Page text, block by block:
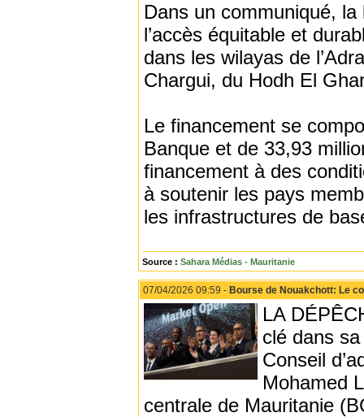
Dans un communiqué,
l’accès équitable et
dans les wilayas de
Chargui, du Hodh El
Le financement se
Banque et de 33,93
financement à des
à soutenir les pays
les infrastructures de
Source : Sahara Médias - Mauritanie
07/04/2026 09:59 - Bourse de Nouakchott: Le
LA
clé dans
Conseil
Mohamed
centrale de Mauritanie